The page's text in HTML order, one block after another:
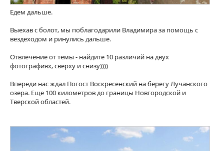
Едем дальше.
Выехав с болот, мы поблагодарили Владимира за помощь с
вездеходом и ринулись дальше.
Отвлечение от темы - найдите 10 различий на двух
фотографиях, сверху и снизу))))
Впереди нас ждал Погост Воскресенский на берегу Лучанского
озера. Еще 100 километров до границы Новгородской и
Тверской областей.